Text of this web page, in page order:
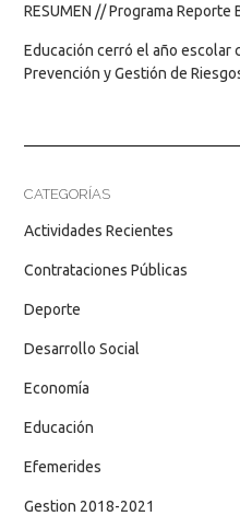
RESUMEN // Programa Reporte
Educación cerró el año escolar
Prevención y Gestión de
CATEGORÍAS
Actividades Recientes
Contrataciones Públicas
Deporte
Desarrollo Social
Economía
Educación
Efemerides
Gestion 2018-2021